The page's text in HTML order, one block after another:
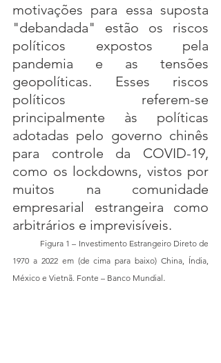
motivações para essa suposta
"debandada" estão os riscos
políticos expostos pela
pandemia e as tensões
geopolíticas. Esses riscos
políticos referem-se
principalmente às políticas
adotadas pelo governo chinês
para controle da COVID-19,
como os lockdowns, vistos por
muitos na comunidade
empresarial estrangeira como
arbitrários e imprevisíveis.
1970 a 2022 em (de cima para baixo) China, Índia,
México e Vietnã. Fonte – Banco Mundial.